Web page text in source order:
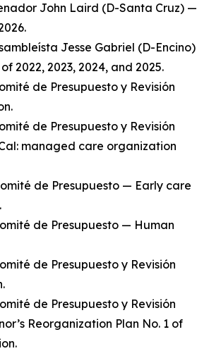
John Laird (D-Santa Cruz) —
Jesse Gabriel (D-Encino)
2022, 2023, 2024, and 2025.
de Presupuesto y Revisión
de Presupuesto y Revisión
managed care organization
de Presupuesto — Early care
de Presupuesto — Human
de Presupuesto y Revisión
de Presupuesto y Revisión
Reorganization Plan No. 1 of